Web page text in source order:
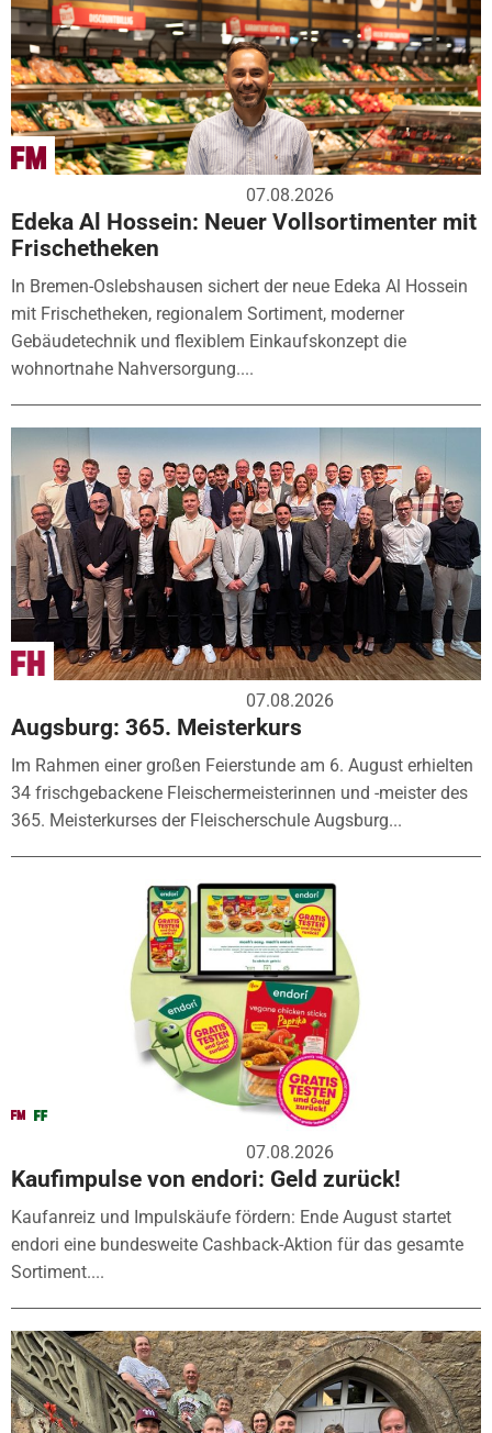
07.08.2026
Edeka Al Hossein: Neuer Vollsortimenter mit
Frischetheken
In Bremen-Oslebshausen sichert der neue Edeka Al Hossein
mit Frischetheken, regionalem Sortiment, moderner
Gebäudetechnik und flexiblem Einkaufskonzept die
wohnortnahe Nahversorgung....
07.08.2026
Augsburg: 365. Meisterkurs
Im Rahmen einer großen Feierstunde am 6. August erhielten
34 frischgebackene Fleischermeisterinnen und -meister des
365. Meisterkurses der Fleischerschule Augsburg...
07.08.2026
Kaufimpulse von endori: Geld zurück!
Kaufanreiz und Impulskäufe fördern: Ende August startet
endori eine bundesweite Cashback-Aktion für das gesamte
Sortiment....